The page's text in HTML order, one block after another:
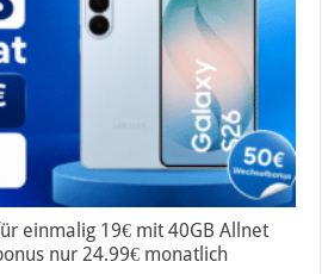
einmalig 19€ mit 40GB Allnet
nur 24.99€ monatlich